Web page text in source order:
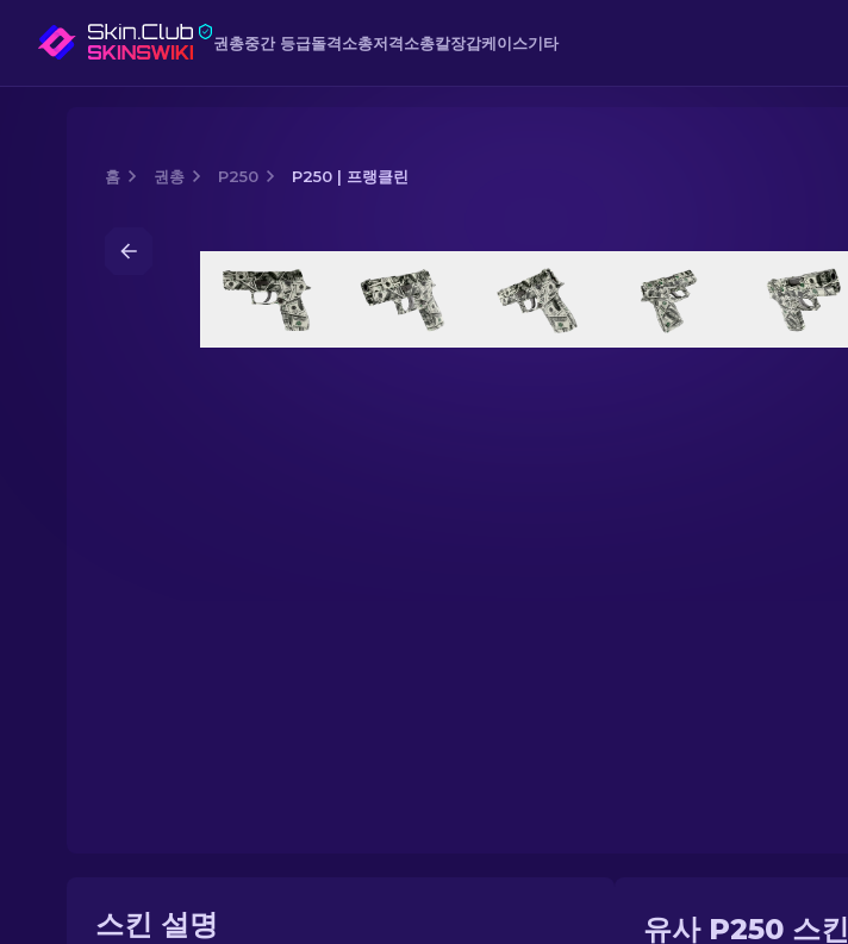
권총중간 등급돌격소총저격소총칼장갑케이스기타
홈 권총 P250 P250 | 프랭클린
P250 | 프랭클린
스킨 설명 유사 P250 스킨